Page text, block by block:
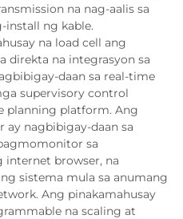
na nag-aalis sa
install ng kable.
na load cell ang
direkta na integrasyon sa
daan sa real-time
supervisory control
planning platform. Ang
ay nagbibigay-daan sa
sa
internet browser, na
sistema mula sa anumang
Ang pinakamahusay
na scaling at